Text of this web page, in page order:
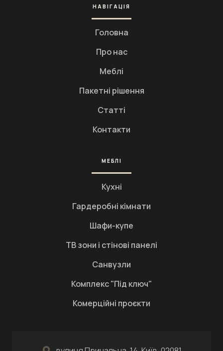
НАВІГАЦІЯ
Головна
Про нас
Меблі
Пакетні рішення
Статті
Контакти
МЕБЛІ
Кухні
Гардеробні кімнати
Шафи-купе
ТВ зони і стінові панелі
Санвузли
Комплекс "Під ключ"
Комерційні проєкти